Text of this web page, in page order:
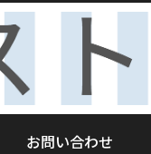
お問い合わせ